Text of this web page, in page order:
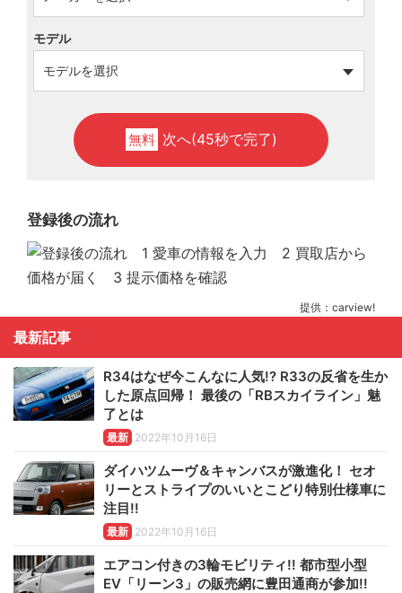
モデル
無料 次へ(45秒で完了)
登録後の流れ
提供：carview!
最新記事
R34はなぜ今こんなに人気!? R33の反省を生か
した原点回帰！ 最後の「RBスカイライン」魅
了とは
最新 2022年10月16日
ダイハツムーヴ＆キャンバスが激進化！ セオ
リーとストライプのいいとこどり特別仕様車に
注目!!
最新 2022年10月16日
エアコン付きの3輪モビリティ!! 都市型小型
EV「リーン3」の販売網に豊田通商が参加!!